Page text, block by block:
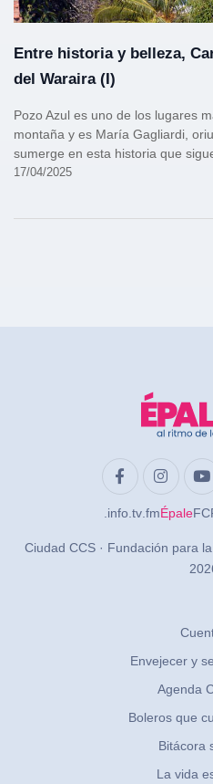
Entre historia y belleza,
del Waraira (I)
Pozo Azul es uno de los lugares
montaña y es María Gagliardi,
sumerge en esta historia que
17/04/2025
.info .tv .fmÉpale
Ciudad CCS · Fundación para
Envejecer y
Agenda
Boleros que
Bitácora
La vida